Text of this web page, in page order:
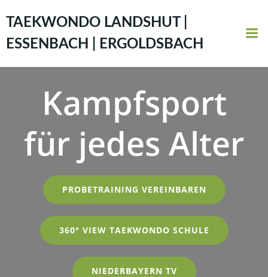
Inhalt
springen
TAEKWONDO LANDSHUT |
ESSENBACH | ERGOLDSBACH
Kampfsport
für jedes Alter
PROBETRAINING VEREINBAREN
360° VIEW TAEKWONDO SCHULE
NIEDERBAYERN TV